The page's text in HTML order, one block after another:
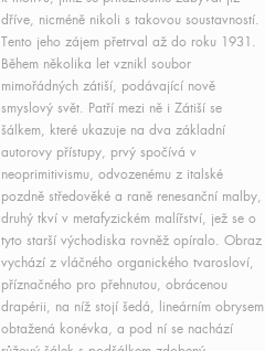
dříve, nicméně nikoli s takovou soustavností.
Tento jeho zájem přetrval až do roku 1931.
Během několika let vznikl soubor
mimořádných zátiší, podávající nově
smyslový svět. Patří mezi ně i Zátiší se
šálkem, které ukazuje na dva základní
autorovy přístupy, prvý spočívá v
neoprimitivismu, odvozenému z italské
pozdně středověké a raně renesanční malby,
druhý tkví v metafyzickém malířství, jež se o
tyto starší východiska rovněž opíralo. Obraz
vychází z vláčného organického tvarosloví,
příznačného pro přehnutou, obrácenou
drapérii, na níž stojí šedá, lineárním obrysem
obtažená konévka, a pod ní se nachází